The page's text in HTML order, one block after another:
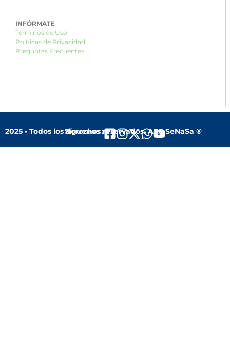
INFÓRMATE
Términos de Uso
Políticas de Privacidad
Preguntas Frecuentes
2025 • Todos los derechos reservados. ARS SeNaSa ®
Síguenos :